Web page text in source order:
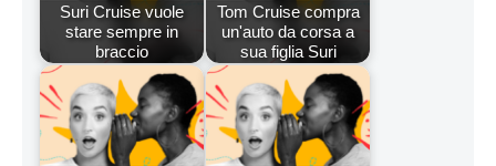
Suri Cruise vuole
stare sempre in
braccio
Tom Cruise compra
un'auto da corsa a
sua figlia Suri